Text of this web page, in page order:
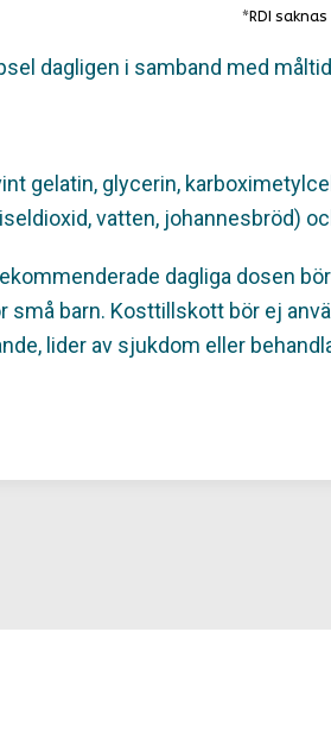
*RDI saknas
dagligen i samband med
gelatin, glycerin,
vatten, johannesbröd)
dagliga dosen
barn. Kosttillskott bör ej
lider av sjukdom eller